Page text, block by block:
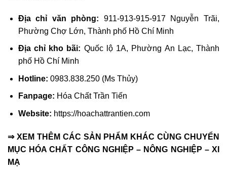
Địa chỉ văn phòng: 911-913-915-917 Nguyễn Trãi,
Phường Chợ Lớn, Thành phố Hồ Chí Minh
Địa chỉ kho bãi: Quốc lộ 1A, Phường An Lạc, Thành
phố Hồ Chí Minh
Hotline: 0983.838.250 (Ms Thủy)
Fanpage: Hóa Chất Trần Tiến
Website: https://hoachattrantien.com
⇒ XEM THÊM CÁC SẢN PHẨM KHÁC CÙNG CHUYỂN
MỤC HÓA CHẤT CÔNG NGHIỆP – NÔNG NGHIỆP – XI
MẠ